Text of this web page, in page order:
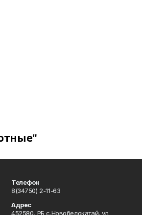
Телефон
8(34750) 2-11-63
Адрес
452580, РБ с.Новобелокатай, ул.